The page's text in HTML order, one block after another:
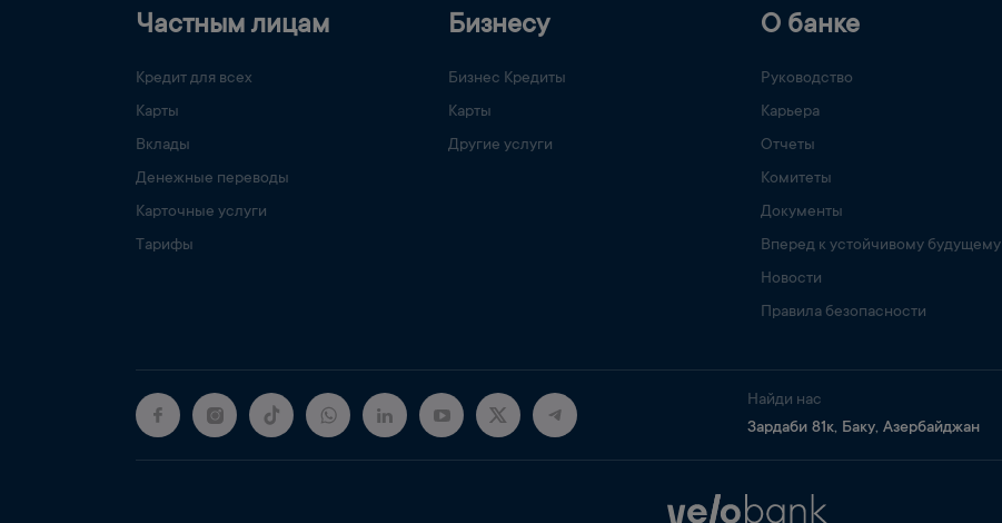
Частным лицам
Кредит для всех
Карты
Вклады
Денежные переводы
Карточные услуги
Тарифы
Бизнесу
Бизнес Кредиты
Карты
Другие услуги
О банке
Руководство
Карьера
Отчеты
Комитеты
Документы
Вперед к устойчивому будущему
Новости
Правила безопасности
Найди нас
Зардаби 81к, Баку, Азербайджан